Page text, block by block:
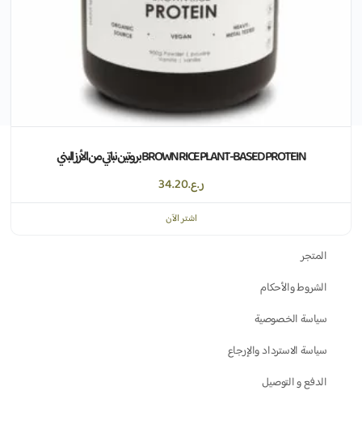
BROWN RICE PLANT-BASED PROTEIN بروتين نباتي من الأرز البني
ر.ع.34.20
اشتر الآن
المتجر
الشروط والأحكام
سياسة الخصوصية
سياسة الاسترداد والإرجاع
الدفع و التوصيل